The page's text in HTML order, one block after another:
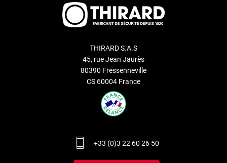
THIRARD S.A.S
45, rue Jean Jaurès
80390 Fressenneville
CS 60004 France
+33 (0)3 22 60 26 50